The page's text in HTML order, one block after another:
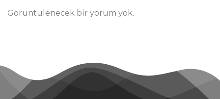
Görüntülenecek bir yorum yok.